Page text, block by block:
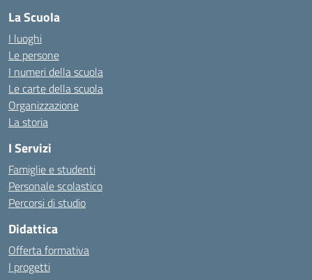
La Scuola
I luoghi
Le persone
I numeri della scuola
Le carte della scuola
Organizzazione
La storia
I Servizi
Famiglie e studenti
Personale scolastico
Percorsi di studio
Didattica
Offerta formativa
I progetti